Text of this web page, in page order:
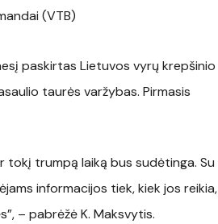
(VTB)
paskirtas Lietuvos vyrų krepšinio
taurės varžybas. Pirmasis
tokį trumpą laiką bus sudėtinga. Su
informacijos tiek, kiek jos reikia,
– pabrėžė K. Maksvytis.